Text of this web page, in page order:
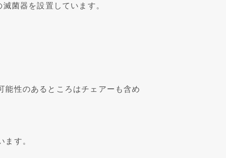
菌器を設置しています。
能性のあるところはチェアーも含め
す。